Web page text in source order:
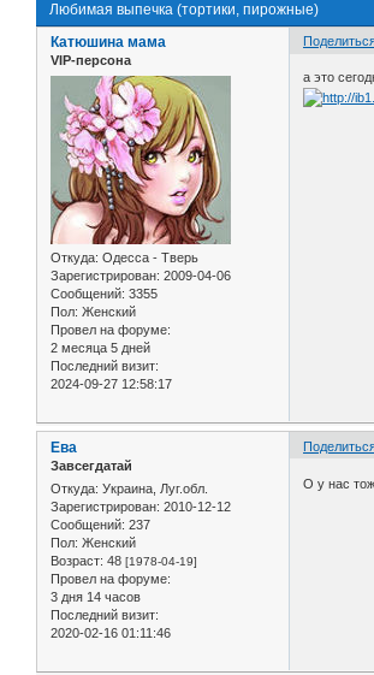
Любимая выпечка (тортики, пирожные)
Катюшина мама
VIP-персона
Откуда: Одесса - Тверь
Зарегистрирован: 2009-04-06
Сообщений: 3355
Пол: Женский
Провел на форуме:
2 месяца 5 дней
Последний визит:
2024-09-27 12:58:17
а это
Ева
Завсегдатай
Откуда: Украина, Луг.обл.
Зарегистрирован: 2010-12-12
Сообщений: 237
Пол: Женский
Возраст: 48 [1978-04-19]
Провел на форуме:
3 дня 14 часов
Последний визит:
2020-02-16 01:11:46
О у нас